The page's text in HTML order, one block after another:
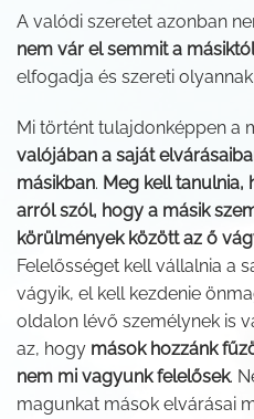
A valódi szeretet azonban
nem vár el semmit a másiktól
elfogadja és szereti
Mi történt tulajdonképpen a
valójában a saját
másikban. Meg kell tanulnia,
arról szól, hogy a másik
körülmények között az ő
Felelősséget kell vállalnia a
vágyik, el kell kezdenie
oldalon lévő személynek is
az, hogy mások hozzánk
nem mi vagyunk felelősek.
magunkat mások elvárásai